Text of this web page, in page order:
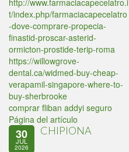
http://www.farmaciacapecelatro.i
t/index.php/farmaciacapecelatro
-dove-comprare-propecia-
finastid-proscar-asterid-
ormicton-prostide-terip-roma
https://willowgrove-
dental.ca/widmed-buy-cheap-
verapamil-singapore-where-to-
buy-sherbrooke
comprar fliban addyi seguro
Página del artículo
30
JUL
2026
CHIPIONA